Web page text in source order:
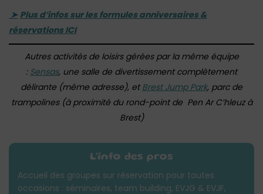
➤ Plus d’infos sur les formules anniversaires &
réservations ICI
Autres activités de loisirs gérées par la même équipe
: Sensas, une salle de divertissement complètement
délirante (même adresse), etBrest Jump Park, parc de
trampolines (à proximité du rond-point de Pen Ar C’hleuz à
Brest)
L'info des pros
Accueil des groupes sur réservation pour toutes
occasions : séminaires, team building, EVJG & EVJF,